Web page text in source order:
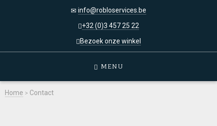
info@robloservices.be
+32 (0)3 457 25 22
Bezoek onze winkel
MENU
Home > Contact